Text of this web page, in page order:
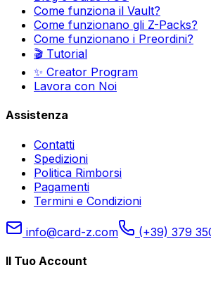
Come funziona il Vault?
Come funzionano gli Z-Packs?
Come funzionano i Preordini?
🎬 Tutorial
✨ Creator Program
Lavora con Noi
Assistenza
Contatti
Spedizioni
Politica Rimborsi
Pagamenti
Termini e Condizioni
info@card-z.com (+39) 379
Il Tuo Account